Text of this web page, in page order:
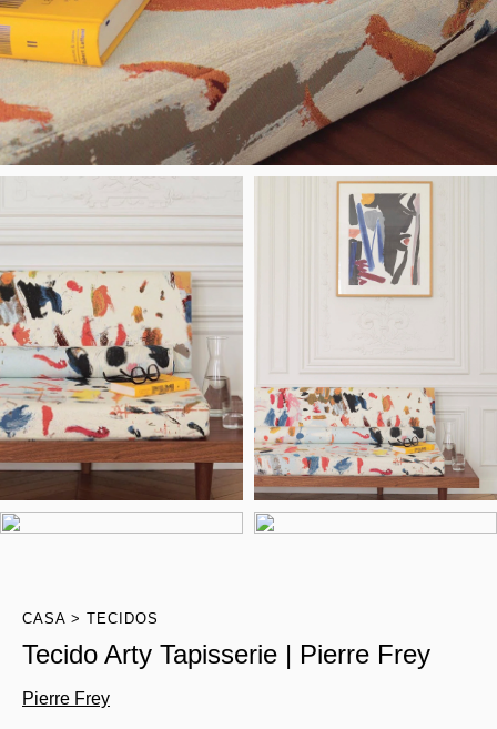
CASA TECIDOS
Tecido Arty Tapisserie | Pierre Frey
Pierre Frey